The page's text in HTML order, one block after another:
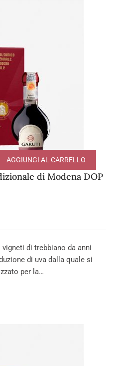
di Modena DOP
AGGIUNGI AL CARRELLO
vigneti di trebbiano da anni
di uva dalla quale si
per la…